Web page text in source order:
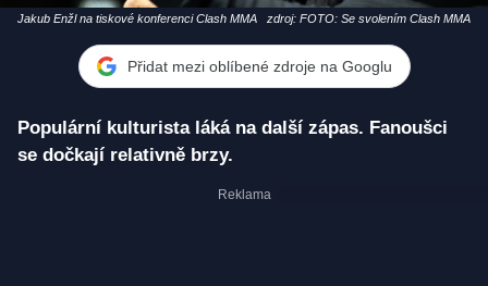
Jakub Enžl na tiskové konferenci Clash MMA zdroj: FOTO: Se svolením Clash MMA
Přidat mezi oblíbené zdroje na Googlu
Populární kulturista láká na další zápas. Fanoušci
se dočkají relativně brzy.